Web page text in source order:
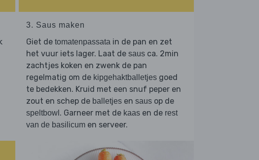
3. Saus maken
Giet de tomatenpassata in de pan en zet
het vuur iets lager. Laat de saus ca. 2min
zachtjes koken en zwenk de pan
regelmatig om de kipgehaktballetjes goed
te bedekken. Kruid met een snuf peper en
zout en schep de balletjes en saus op de
speltbowl . Garneer met de kaas en de rest
van de basilicum en serveer.